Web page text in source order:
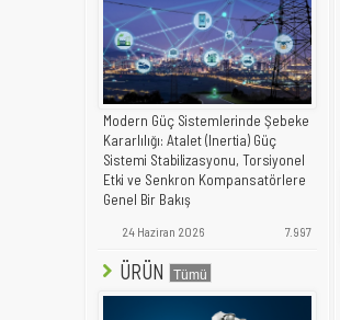
Modern Güç Sistemlerinde Şebeke
Kararlılığı: Atalet (Inertia) Güç
Sistemi Stabilizasyonu, Torsiyonel
Etki ve Senkron Kompansatörlere
Genel Bir Bakış
24 Haziran 2026 7.997
ÜRÜN